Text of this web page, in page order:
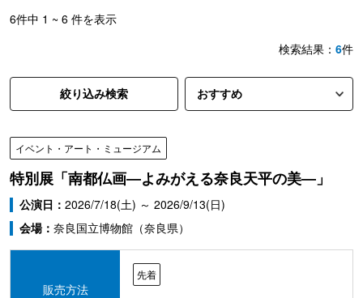
6件中 1 ~ 6 件を表示
検索結果： 6件
絞り込み検索
イベント・アート・ミュージアム
特別展「南都仏画―よみがえる奈良天平の美―」
公演日： 2026/7/18(土) ～ 2026/9/13(日)
会場： 奈良国立博物館（奈良県）
販売方法
先着